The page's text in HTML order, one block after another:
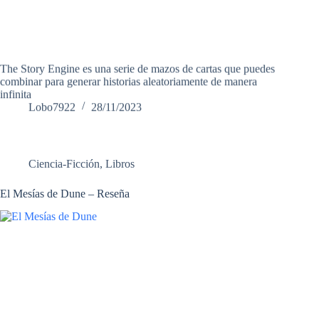
The Story Engine es una serie de mazos de cartas que puedes
combinar para generar historias aleatoriamente de manera
infinita
Lobo7922
28/11/2023
Ciencia-Ficción Libros
El Mesías de Dune – Reseña